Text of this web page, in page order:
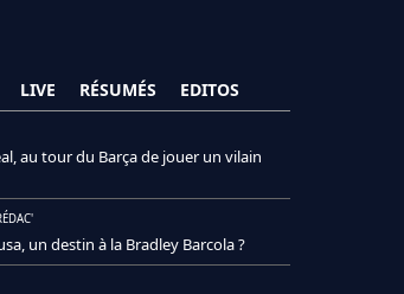
LIVE RÉSUMÉS EDITOS
au tour du Barça de jouer un vilain
un destin à la Bradley Barcola ?